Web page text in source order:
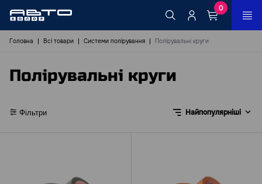
0
Головна Всі товари Системи полірування Полірувальні круги
Полірувальні круги
Фільтри Найпопулярніші